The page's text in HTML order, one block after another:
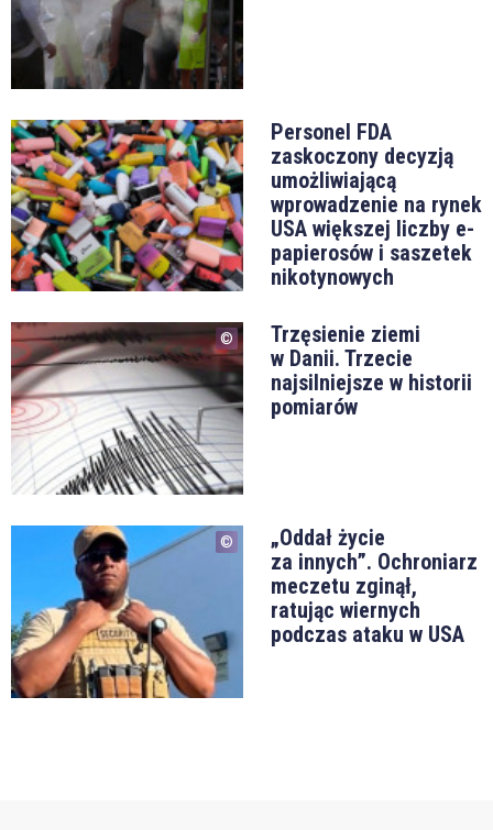
Personel FDA
zaskoczony decyzją
umożliwiającą
wprowadzenie na rynek
USA większej liczby e-
papierosów i saszetek
nikotynowych
Trzęsienie ziemi
w Danii. Trzecie
najsilniejsze w historii
pomiarów
„Oddał życie
za innych”. Ochroniarz
meczetu zginął,
ratując wiernych
podczas ataku w USA